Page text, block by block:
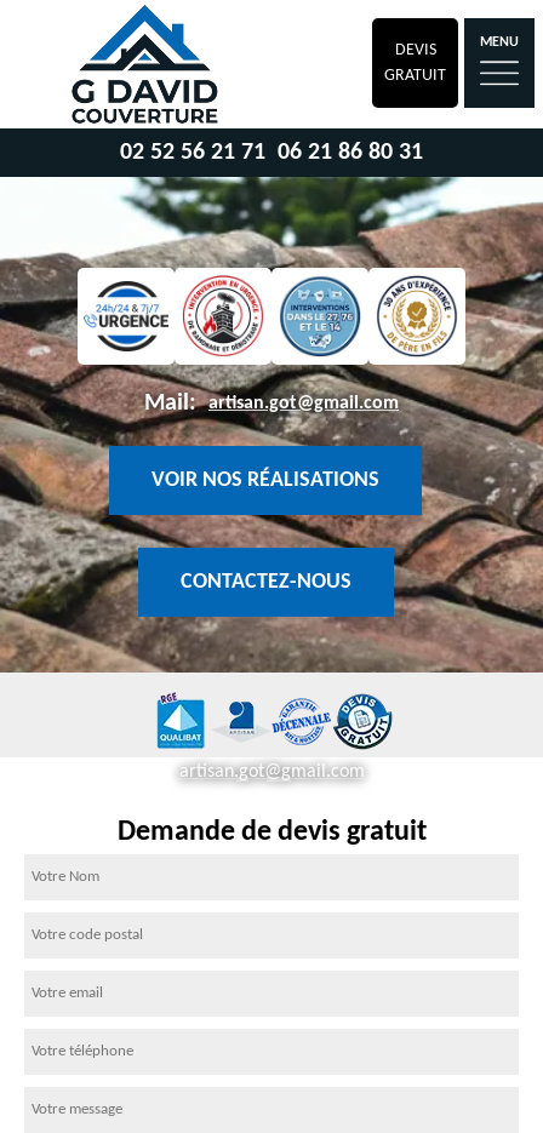
DEVIS
GRATUIT
MENU
02 52 56 21 71 06 21 86 80 31
Mail: artisan.got@gmail.com
VOIR NOS RÉALISATIONS
CONTACTEZ-NOUS
artisan.got@gmail.com
Demande de devis gratuit